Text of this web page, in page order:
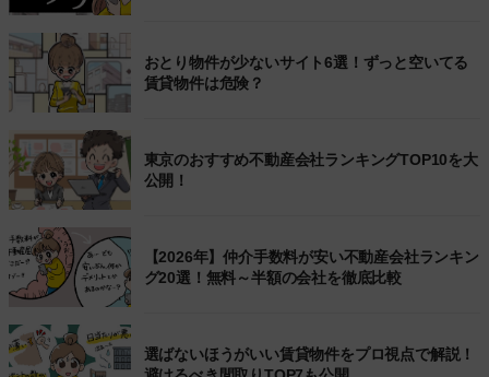
おとり物件が少ないサイト6選！ずっと空いてる
賃貸物件は危険？
東京のおすすめ不動産会社ランキングTOP10を大
公開！
【2026年】仲介手数料が安い不動産会社ランキン
グ20選！無料～半額の会社を徹底比較
選ばないほうがいい賃貸物件をプロ視点で解説！